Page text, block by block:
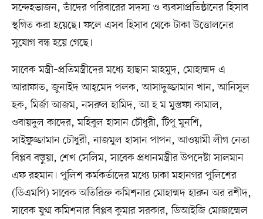
সন্দেহভাজন, তাঁদের পরিবারের সদস্য ও ব্যবসাপ্রতিষ্ঠানের হিসাব
স্থগিত করা হয়েছে। ফলে এসব হিসাব থেকে টাকা উত্তোলনের
সুযোগ বন্ধ হয়ে গেছে।
সাবেক মন্ত্রী–প্রতিমন্ত্রীদের মধ্যে হাছান মাহমুদ, মোহাম্মদ এ
আরাফাত, জুনাইদ আহ্‌মেদ পলক, আসাদুজ্জামান খান, আনিসুল
হক, মির্জা আজম, নসরুল হামিদ, আ হ ম মুস্তফা কামাল,
ওবায়দুল কাদের, মহিবুল হাসান চৌধুরী, টিপু মুনশি,
সাইফুজ্জামান চৌধুরী, নাজমুল হাসান পাপন, আওয়ামী লীগ নেতা
বিপ্লব বড়ুয়া, শেখ সেলিম, সাবেক প্রধানমন্ত্রীর উপদেষ্টা সালমান
এফ রহমান। পুলিশ কর্মকর্তাদের মধ্যে ঢাকা মহানগর পুলিশের
(ডিএমপি) সাবেক অতিরিক্ত কমিশনার মোহাম্মদ হারুন অর রশীদ,
সাবেক যুগ্ম কমিশনার বিপ্লব কুমার সরকার, ডিআইজি মোজাম্মেল